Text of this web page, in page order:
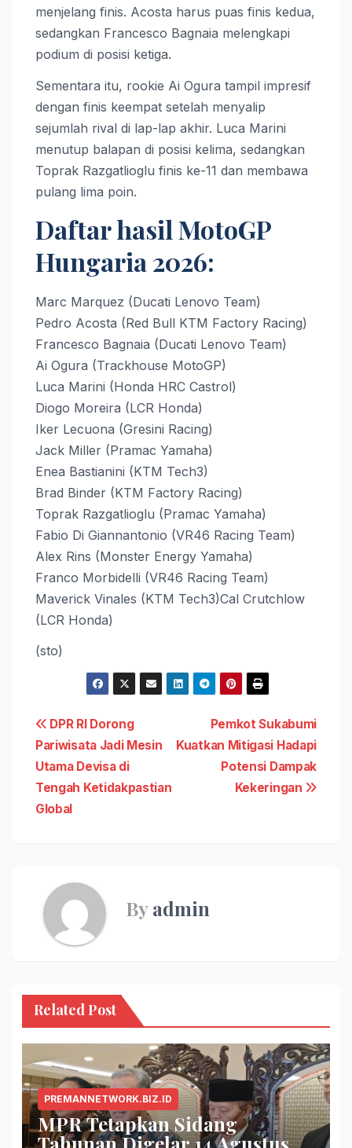
menjelang finis. Acosta harus puas finis kedua,
sedangkan Francesco Bagnaia melengkapi
podium di posisi ketiga.
Sementara itu, rookie Ai Ogura tampil impresif
dengan finis keempat setelah menyalip
sejumlah rival di lap-lap akhir. Luca Marini
menutup balapan di posisi kelima, sedangkan
Toprak Razgatlioglu finis ke-11 dan membawa
pulang lima poin.
Daftar hasil MotoGP
Hungaria 2026:
Marc Marquez (Ducati Lenovo Team)
Pedro Acosta (Red Bull KTM Factory Racing)
Francesco Bagnaia (Ducati Lenovo Team)
Ai Ogura (Trackhouse MotoGP)
Luca Marini (Honda HRC Castrol)
Diogo Moreira (LCR Honda)
Iker Lecuona (Gresini Racing)
Jack Miller (Pramac Yamaha)
Enea Bastianini (KTM Tech3)
Brad Binder (KTM Factory Racing)
Toprak Razgatlioglu (Pramac Yamaha)
Fabio Di Giannantonio (VR46 Racing Team)
Alex Rins (Monster Energy Yamaha)
Franco Morbidelli (VR46 Racing Team)
Maverick Vinales (KTM Tech3)Cal Crutchlow
(LCR Honda)
(sto)
Navigasi
pos
Pemkot Sukabumi
Kuatkan Mitigasi Hadapi
Potensi Dampak
Kekeringan
DPR RI Dorong
Pariwisata Jadi Mesin
Utama Devisa di
Tengah Ketidakpastian
Global
Byadmin
Related Post
PREMANNETWORK.BIZ.ID
MPR Tetapkan Sidang